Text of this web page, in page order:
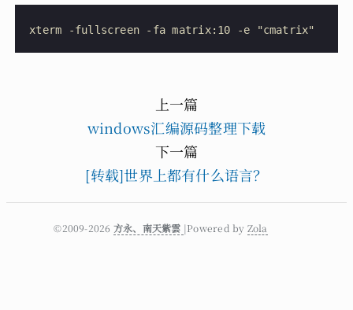
xterm -fullscreen -fa matrix:10 -e "cmatrix"
上一篇
windows汇编源码整理下载
下一篇
[转载]世界上都有什么语言？
©2009-2026 方永、南天紫雲 |Powered by Zola